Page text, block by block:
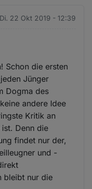
Di. 22 Okt 2019 - 12:39
Schon die ersten
Jünger
Dogma des
andere Idee
Kritik an
Denn die
findet nur der,
und -
bleibt nur die